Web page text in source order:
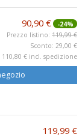
90,90 €
-24%
Prezzo listino: 119,99 €
Sconto: 29,00 €
110,80 € incl. spedizione
119,99 €